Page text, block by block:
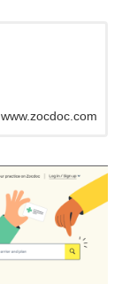
www.zocdoc.com